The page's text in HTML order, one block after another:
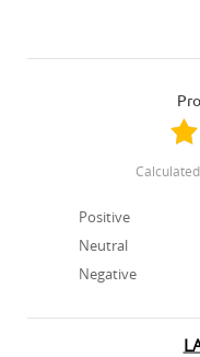
Positive
Neutral
Negative